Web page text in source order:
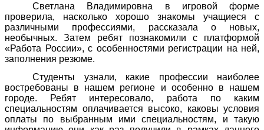
Светлана Владимировна в игровой форме
проверила, насколько хорошо знакомы учащиеся с
различными профессиями, рассказала о новых,
необычных. Затем ребят познакомили с платформой
«Работа России», с особенностями регистрации на ней,
заполнения резюме.
Студенты узнали, какие профессии наиболее
востребованы в нашем регионе и особенно в нашем
городе. Ребят интересовало, работа по каким
специальностям оплачивается высоко, каковы условия
оплаты по выбранным ими специальностям, и такую